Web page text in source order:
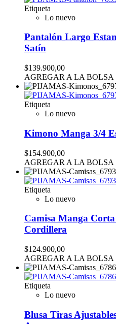
Etiqueta
Lo nuevo
Pantalón Largo
Satín
$139.900,00
AGREGAR A LA BOLSA
Etiqueta
Lo nuevo
Kimono Manga 3/4
$154.900,00
AGREGAR A LA BOLSA
Etiqueta
Lo nuevo
Camisa Manga
Cordillera
$124.900,00
AGREGAR A LA BOLSA
Etiqueta
Lo nuevo
Blusa Tiras